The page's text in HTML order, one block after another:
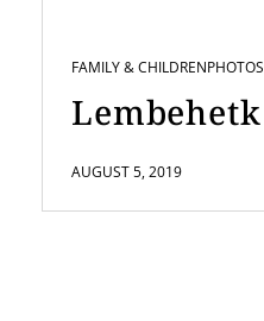
FAMILY & CHILDRENPHOTOS
Lembehetk
AUGUST 5, 2019